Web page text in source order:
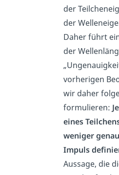
der
der
Daher führt
der
vorherigen
wir daher
formulieren:
eines
weniger
Impuls
Aussage, die